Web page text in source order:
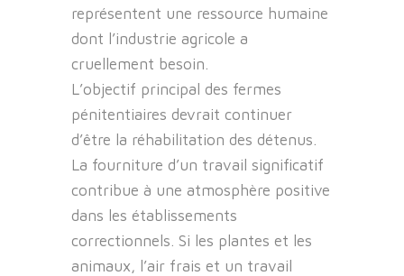
représentent une ressource humaine
dont l’industrie agricole a
cruellement besoin.
L’objectif principal des fermes
pénitentiaires devrait continuer
d’être la réhabilitation des détenus.
La fourniture d’un travail significatif
contribue à une atmosphère positive
dans les établissements
correctionnels. Si les plantes et les
animaux, l’air frais et un travail